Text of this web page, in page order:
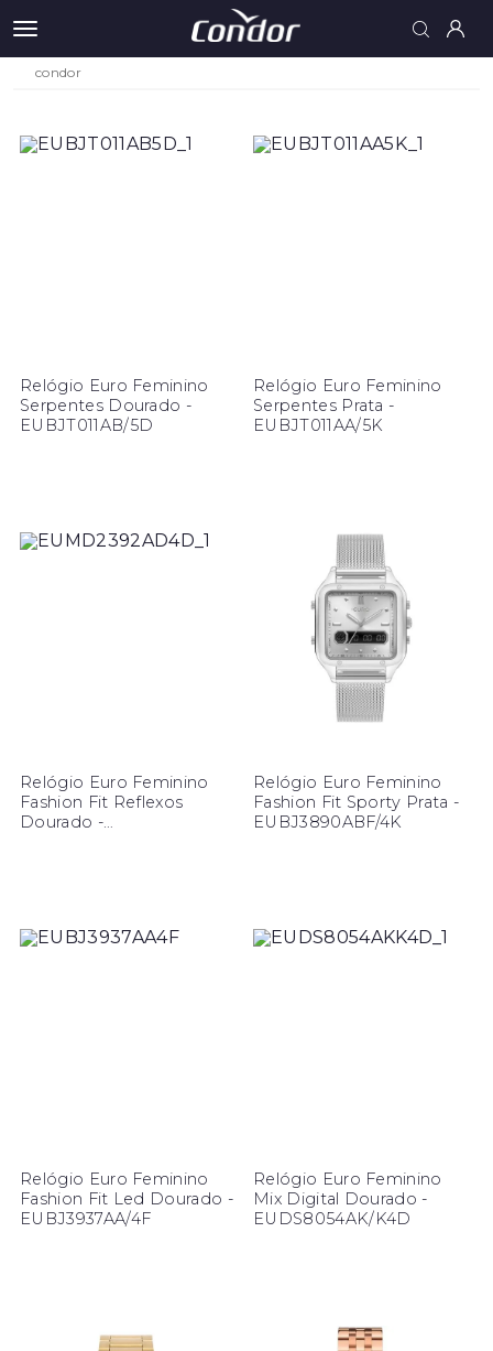
condor
Relógio Euro Feminino
Serpentes Dourado -
EUBJT011AB/5D
Relógio Euro Feminino
Serpentes Prata -
EUBJT011AA/5K
Relógio Euro Feminino
Fashion Fit Reflexos
Dourado -
Relógio Euro Feminino
Fashion Fit Sporty Prata -
EUBJ3890ABF/4K
Relógio Euro Feminino
Fashion Fit Led Dourado -
EUBJ3937AA/4F
Relógio Euro Feminino
Mix Digital Dourado -
EUDS8054AK/K4D